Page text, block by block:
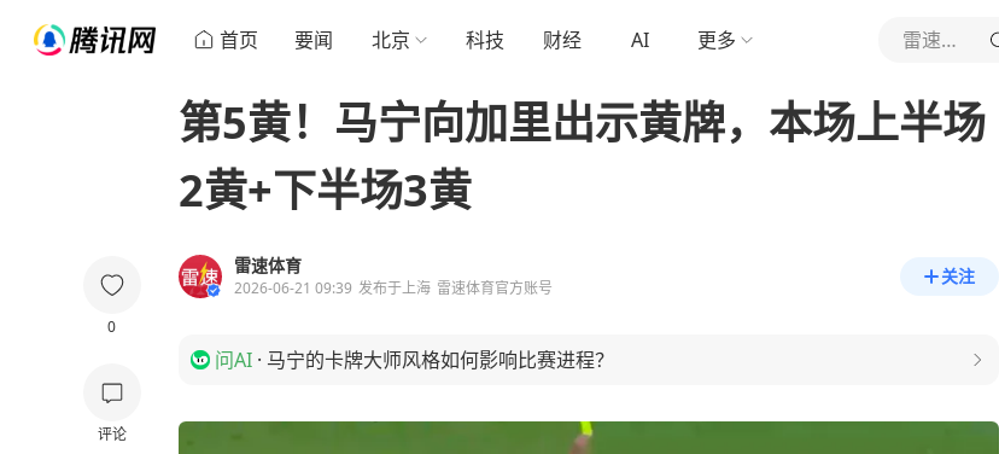
首页 要闻 北京 科技 财经 AI 更多 雷速体育
0
评论
第5黄！马宁向加里出示黄牌，本场上半场
2黄+下半场3黄
雷速体育
2026-06-21 09:39 发布于上海 雷速体育官方账号
关注
问AI · 马宁的卡牌大师风格如何影响比赛进程？